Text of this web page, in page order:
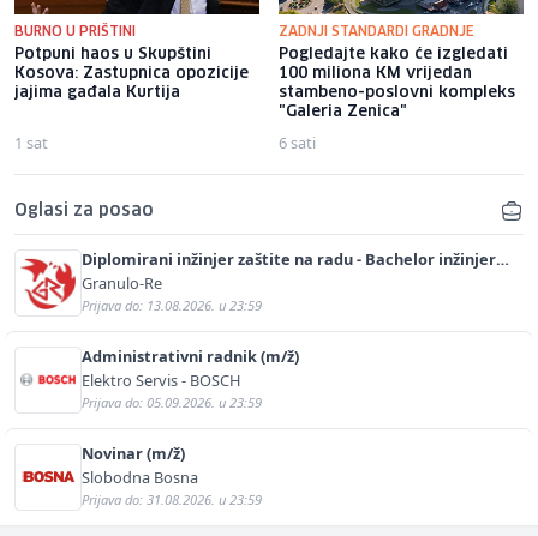
BURNO U PRIŠTINI
Potpuni haos u Skupštini
Kosova: Zastupnica opozicije
jajima gađala Kurtija
1 sat
ZADNJI STANDARDI GRADNJE
Pogledajte kako će izgledati
100 miliona KM vrijedan
stambeno-poslovni kompleks
"Galeria Zenica"
6 sati
Oglasi za posao
Diplomirani inžinjer zaštite na radu - Bachelor inžinjer
sigurnosti i pomoći (m/ž)
Granulo-Re
Prijava do: 13.08.2026. u 23:59
Administrativni radnik (m/ž)
Elektro Servis - BOSCH
Prijava do: 05.09.2026. u 23:59
Novinar (m/ž)
Slobodna Bosna
Prijava do: 31.08.2026. u 23:59